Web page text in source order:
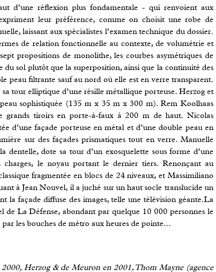
d’une réflexion plus fondamentale - qui renvoient aux
leur préférence, comme on choisit une robe de
laissant aux spécialistes l’examen technique du dossier.
de relation fonctionnelle au contexte, de volumétrie et
propositions de monolithe, les courbes asymétriques de
sol plutôt que la superposition, ainsi que la continuité des
peau filtrante sauf au nord où elle est en verre transparent.
tour elliptique d’une résille métallique porteuse. Herzog et
sophistiquée (135 m x 35 m x 300 m). Rem Koolhaas
grands tiroirs en porte-à-faux à 200 m de haut. Nicolas
d’une façade porteuse en métal et d’une double peau en
sur des façades prismatiques tout en verre. Manuelle
dentelle, dote sa tour d’un exosquelette sous forme d’une
charges, le noyau portant le dernier tiers. Renonçant au
fragmentée en blocs de 24 niveaux, et Massimiliano
à Jean Nouvel, il a juché sur un haut socle translucide un
la façade diffuse des images, telle une télévision géante.La
La Défense, abondant par quelque 10 000 personnes le
les bouches de métro aux heures de pointe...
Herzog & de Meuron en 2001, Thom Mayne (agence